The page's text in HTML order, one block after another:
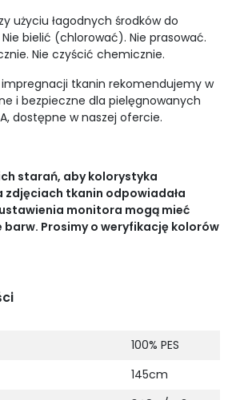
użyciu łagodnych środków do
bielić (chlorować). Nie prasować.
Nie czyścić chemicznie.
tkanin rekomendujemy w
i bezpieczne dla pielęgnowanych
dostępne w naszej ofercie.
starań, aby kolorystyka
zdjęciach tkanin odpowiadała
monitora mogą mieć
barw. Prosimy o weryfikację kolorów
100% PES
145cm